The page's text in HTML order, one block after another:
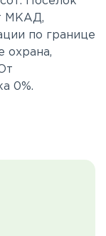
МКАД,
по границе
охрана,
0%.